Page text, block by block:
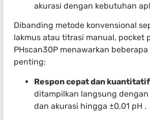
akurasi dengan kebutuhan
Dibanding metode konvensional
lakmus atau titrasi manual, pocket
PHscan30P menawarkan
penting:
Respon cepat dan
ditampilkan langsung dengan
dan akurasi hingga ±0,01 pH .